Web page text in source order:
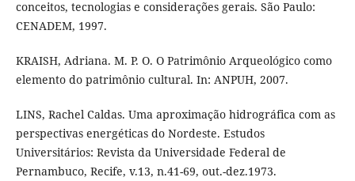
conceitos, tecnologias e considerações gerais. São Paulo:
CENADEM, 1997.
KRAISH, Adriana. M. P. O. O Patrimônio Arqueológico como
elemento do patrimônio cultural. In: ANPUH, 2007.
LINS, Rachel Caldas. Uma aproximação hidrográfica com as
perspectivas energéticas do Nordeste. Estudos
Universitários: Revista da Universidade Federal de
Pernambuco, Recife, v.13, n.41-69, out.-dez.1973.